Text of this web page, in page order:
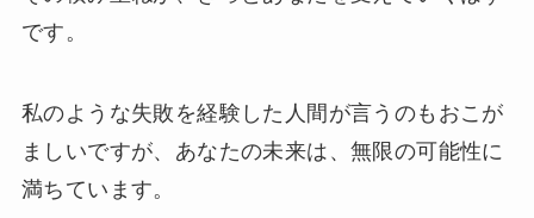
です。
私のような失敗を経験した人間が言うのもおこが
ましいですが、あなたの未来は、無限の可能性に
満ちています。